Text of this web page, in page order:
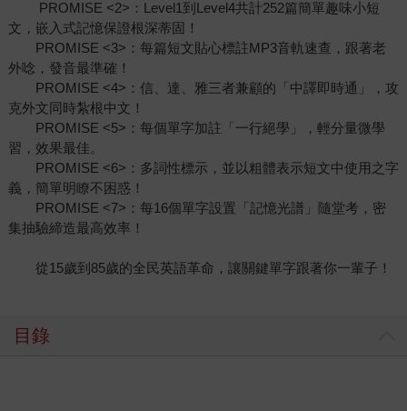
PROMISE <2>：Level1到Level4共計252篇簡單趣味小短
文，嵌入式記憶保證根深蒂固！
PROMISE <3>：每篇短文貼心標註MP3音軌速查，跟著老
外唸，發音最準確！
PROMISE <4>：信、達、雅三者兼顧的「中譯即時通」，攻
克外文同時紮根中文！
PROMISE <5>：每個單字加註「一行絕學」，輕分量微學
習，效果最佳。
PROMISE <6>：多詞性標示，並以粗體表示短文中使用之字
義，簡單明瞭不困惑！
PROMISE <7>：每16個單字設置「記憶光譜」隨堂考，密
集抽驗締造最高效率！
從15歲到85歲的全民英語革命，讓關鍵單字跟著你一輩子！
目錄